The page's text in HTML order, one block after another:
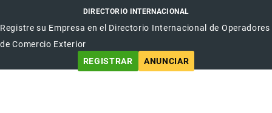
DIRECTORIO INTERNACIONAL
Registre su Empresa en el Directorio Internacional de Operadores
de Comercio Exterior
REGISTRAR
ANUNCIAR